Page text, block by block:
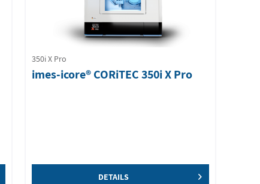
350i X Pro
imes-icore® CORiTEC 350i X Pro
DETAILS